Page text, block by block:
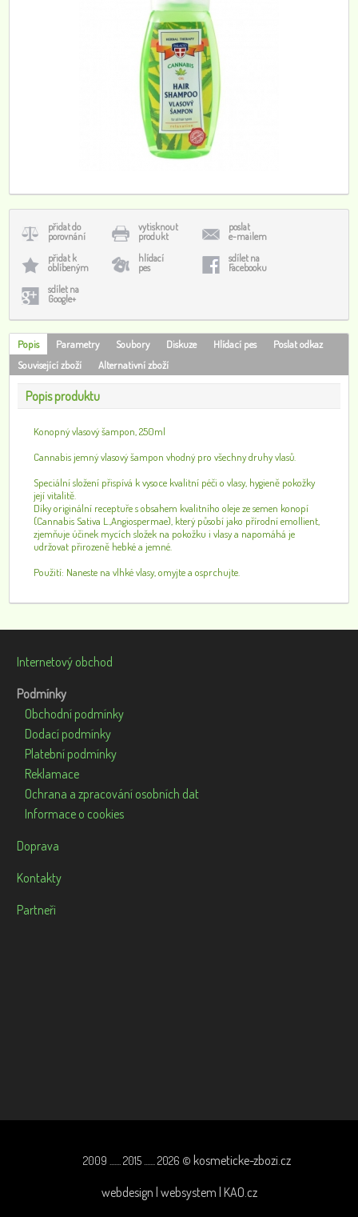
přidat do
porovnání
vytisknout
produkt
poslat
e-mailem
přidat k
oblíbeným
hlídací
pes
sdílet na
Facebooku
sdílet na
Google+
Popis Parametry Soubory Diskuze Hlídací pes
Poslat odkaz
Související zboží
Alternativní zboží
Popis produktu
Konopný vlasový šampon, 250ml
Cannabis jemný vlasový šampon vhodný pro všechny druhy vlasů.
Speciální složení přispívá k vysoce kvalitní péči o vlasy, hygieně pokožky
její vitalitě.
Díky originální receptuře s obsahem kvalitního oleje ze semen konopí
(Cannabis Sativa L.,Angiospermae), který působí jako přírodní emollient,
zjemňuje účinek mycích složek na pokožku i vlasy a napomáhá je
udržovat přirozeně hebké a jemné.
Použití: Naneste na vlhké vlasy, omyjte a osprchujte.
Internetový obchod
Podmínky
Obchodní podmínky
Dodací podmínky
Platební podmínky
Reklamace
Ochrana a zpracování osobních dat
Informace o cookies
Doprava
Kontakty
Partneři
2009 ....... 2015 ....... 2026 © kosmeticke-zbozi.cz
webdesign | websystem | KAO.cz